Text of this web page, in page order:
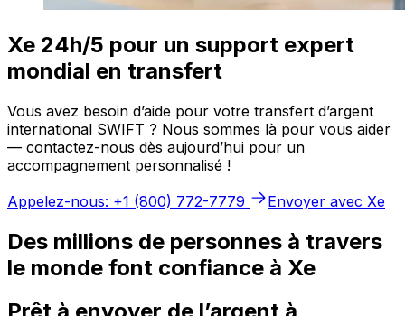
Xe 24h/5 pour un support expert
mondial en transfert
Vous avez besoin d’aide pour votre transfert d’argent
international SWIFT ? Nous sommes là pour vous aider
— contactez-nous dès aujourd’hui pour un
accompagnement personnalisé !
Appelez-nous: +1 (800) 772-7779
Envoyer avec Xe
Des millions de personnes à travers
le monde font confiance à Xe